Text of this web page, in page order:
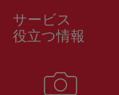
サービス
役立つ情報